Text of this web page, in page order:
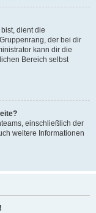
dient die
der bei dir
kann dir die
Bereich selbst
einschließlich der
weitere Informationen